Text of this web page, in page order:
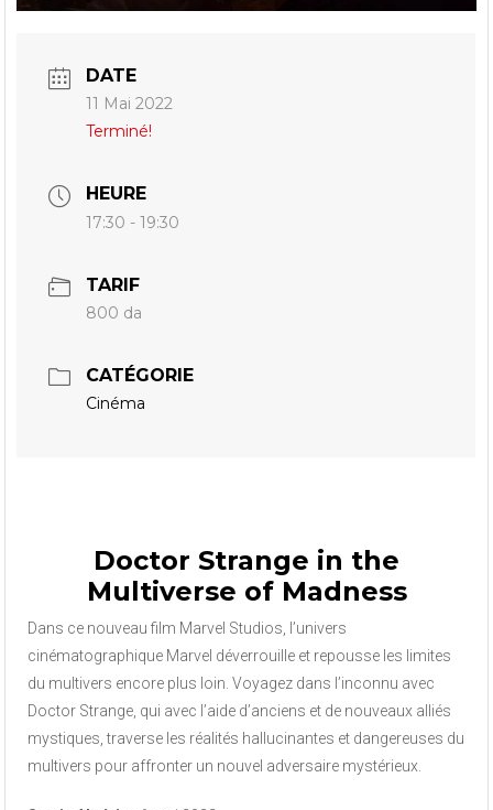
DATE
11 Mai 2022
Terminé!
HEURE
17:30 - 19:30
TARIF
800 da
CATÉGORIE
Cinéma
Doctor Strange in the
Multiverse of Madness
Dans ce nouveau film Marvel Studios, l’univers
cinématographique Marvel déverrouille et repousse les limites
du multivers encore plus loin. Voyagez dans l’inconnu avec
Doctor Strange, qui avec l’aide d’anciens et de nouveaux alliés
mystiques, traverse les réalités hallucinantes et dangereuses du
multivers pour affronter un nouvel adversaire mystérieux.